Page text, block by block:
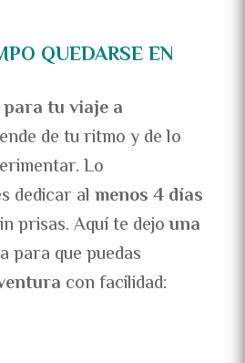
QUEDARSE EN
tu viaje a
de tu ritmo y de lo
Lo
dedicar al menos 4 días
prisas. Aquí te dejouna
para que puedas
con facilidad: